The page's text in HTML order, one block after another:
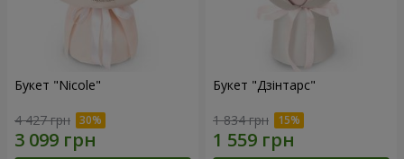
Букет "Nicole"
4 427 грн
Букет "Дзінтарс"
1 834 грн